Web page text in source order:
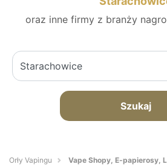
oraz inne firmy z branży
Szukaj
Orły Vapingu Vape Shopy, E-papierosy,